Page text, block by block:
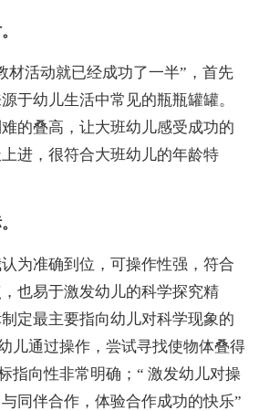
活动就已经成功了一半”，首先
于幼儿生活中常见的瓶瓶罐罐。
的叠高，让大班幼儿感受成功的
进，很符合大班幼儿的年龄特
准确到位，可操作性强，符合
也易于激发幼儿的科学探究精
定最主要指向幼儿对科学现象的
儿通过操作，尝试寻找使物体叠得
指向性非常明确；“ 激发幼儿对操
同伴合作，体验合作成功的快乐”